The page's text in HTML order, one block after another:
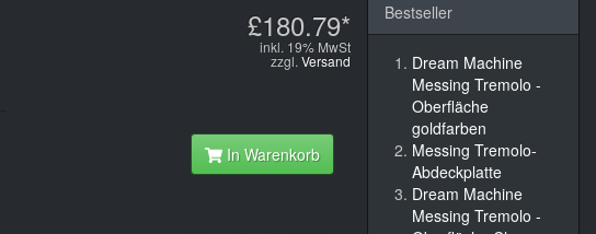
£180.79*
inkl. 19% MwSt
zzgl. Versand
In Warenkorb
Bestseller
Dream Machine
Messing Tremolo -
Oberfläche
goldfarben
Messing Tremolo-
Abdeckplatte
Dream Machine
Messing Tremolo -